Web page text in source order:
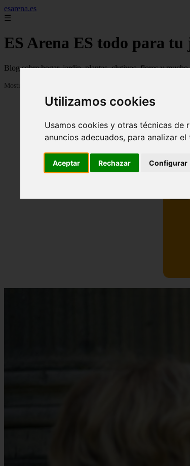
Utilizamos cookies
Usamos cookies y otras técnicas de
anuncios adecuados, para analizar
Aceptar Rechazar Configurar
esarena.es
☰
ES Arena ES todo para
Blog sobre hogar, jardin, plantas, clutivos, flores y mucho
Mostrando 1 - 24 de 2121 artículos